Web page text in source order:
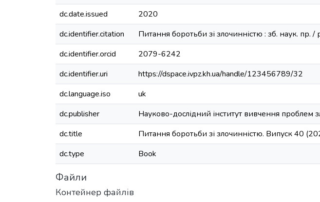
dc.date.issued
2020
dc.identifier.citation
Питання боротьби зі злочинністю : зб. наук. пр.
dc.identifier.orcid
2079-6242
dc.identifier.uri
https://dspace.ivpz.kh.ua/handle/123456789/32
dc.language.iso
uk
dc.publisher
Науково-дослідний інститут вивчення проблем
dc.title
Питання боротьби зі злочинністю. Випуск 40
dc.type
Book
Файли
Контейнер файлів